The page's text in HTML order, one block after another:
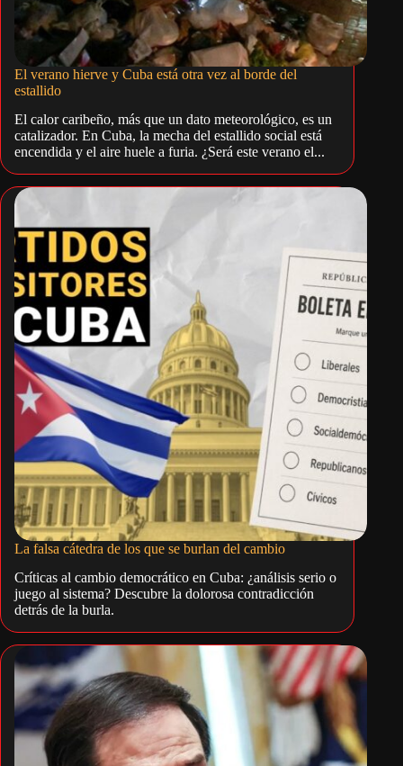
El verano hierve y Cuba está otra vez al borde del
estallido
El calor caribeño, más que un dato meteorológico, es un
catalizador. En Cuba, la mecha del estallido social está
encendida y el aire huele a furia. ¿Será este verano el...
La falsa cátedra de los que se burlan del cambio
Críticas al cambio democrático en Cuba: ¿análisis serio o
juego al sistema? Descubre la dolorosa contradicción
detrás de la burla.